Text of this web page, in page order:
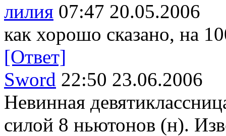
лилия 07:47 20.05.2006
как хорошо сказано, на
[Ответ]
Sword 22:50 23.06.2006
Невинная
силой 8 ньютонов (н).